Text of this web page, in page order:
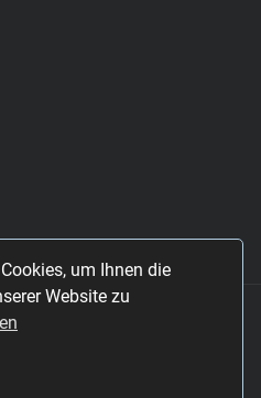
um Ihnen die
Website zu